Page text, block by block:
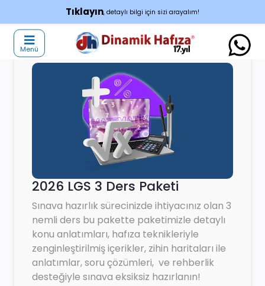
Tıklayın, detaylı bilgi için sizi arayalım!
Menü
2026 LGS 3 Ders Paketi
Sınava hazırlık sürecinizde ihtiyacınız olan 3
nemli ders bu pakette paketimizle detaylı
konu anlatımları, hafıza teknikleriyle
zenginleştirilmiş içerikler, zihin haritaları ile
anlatımlar, soru çözümleri, ve rehberlik
desteğiyle sınava eksiksiz hazırlanın!